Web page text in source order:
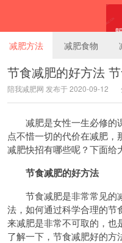
减肥方法 减肥食物
节食减肥的好方法
陪我减肥网 发布于 2020-09-12
减肥是女性一生必修的
点不惜一切的代价在减肥
减肥快招有哪些呢？下面给
节食减肥的好方法
节食减肥是非常常见的
法，如何通过科学合理的节
来减肥是非常不可取的，也
了解一下，节食减肥好的方